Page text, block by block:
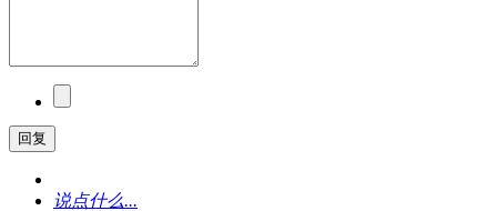
回复
说点什么...